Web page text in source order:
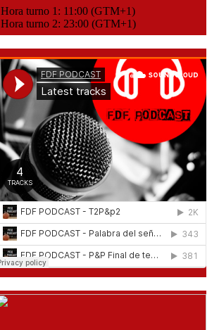
Hora turno 1: 11:00 (GTM+1)
Hora turno 2: 23:00 (GTM+1)